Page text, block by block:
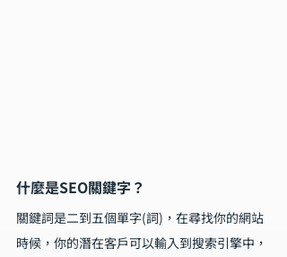
什麼是SEO關鍵字？
關鍵詞是二到五個單字(詞)，在尋找你的網站
時候，你的潛在客戶可以輸入到搜索引擎中，